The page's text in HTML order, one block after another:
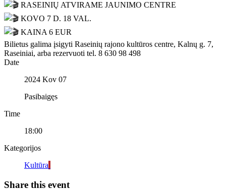
RASEINIŲ ATVIRAME JAUNIMO CENTRE
KOVO 7 D. 18 VAL.
KAINA 6 EUR
Bilietus galima įsigyti Raseinių rajono kultūros centre, Kalnų g. 7,
Raseiniai, arba rezervuoti tel. 8 630 98 498
Date
2024 Kov 07
Pasibaigęs
Time
18:00
Kategorijos
Kultūra
Share this event